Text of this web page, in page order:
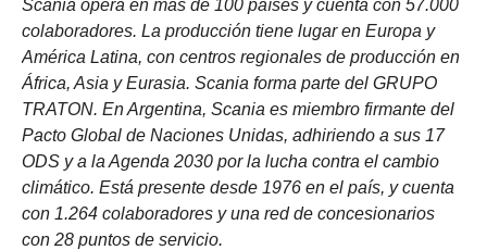
Scania opera en más de 100 países y cuenta con 57.000
colaboradores. La producción tiene lugar en Europa y
América Latina, con centros regionales de producción en
África, Asia y Eurasia. Scania forma parte del GRUPO
TRATON. En Argentina, Scania es miembro firmante del
Pacto Global de Naciones Unidas, adhiriendo a sus 17
ODS y a la Agenda 2030 por la lucha contra el cambio
climático. Está presente desde 1976 en el país, y cuenta
con 1.264 colaboradores y una red de concesionarios
con 28 puntos de servicio.